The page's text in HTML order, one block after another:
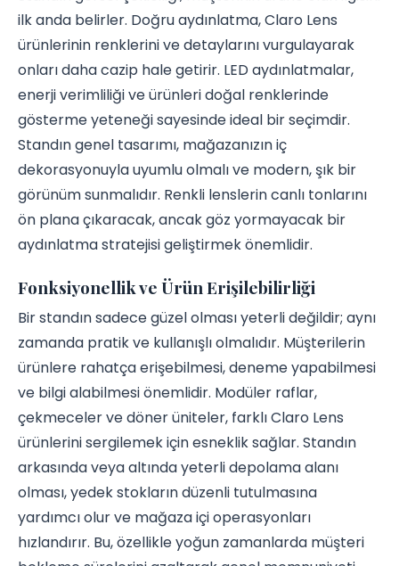
ilk anda belirler. Doğru aydınlatma, Claro Lens
ürünlerinin renklerini ve detaylarını vurgulayarak
onları daha cazip hale getirir. LED aydınlatmalar,
enerji verimliliği ve ürünleri doğal renklerinde
gösterme yeteneği sayesinde ideal bir seçimdir.
Standın genel tasarımı, mağazanızın iç
dekorasyonuyla uyumlu olmalı ve modern, şık bir
görünüm sunmalıdır. Renkli lenslerin canlı tonlarını
ön plana çıkaracak, ancak göz yormayacak bir
aydınlatma stratejisi geliştirmek önemlidir.
Fonksiyonellik ve Ürün Erişilebilirliği
Bir standın sadece güzel olması yeterli değildir; aynı
zamanda pratik ve kullanışlı olmalıdır. Müşterilerin
ürünlere rahatça erişebilmesi, deneme yapabilmesi
ve bilgi alabilmesi önemlidir. Modüler raflar,
çekmeceler ve döner üniteler, farklı Claro Lens
ürünlerini sergilemek için esneklik sağlar. Standın
arkasında veya altında yeterli depolama alanı
olması, yedek stokların düzenli tutulmasına
yardımcı olur ve mağaza içi operasyonları
hızlandırır. Bu, özellikle yoğun zamanlarda müşteri